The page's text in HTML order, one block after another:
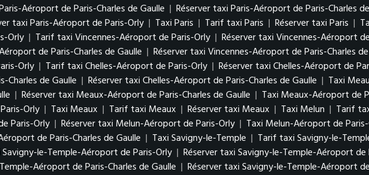
Aéroport de Paris-Charles de Gaulle | Réserver taxi Paris-Aéroport de Paris-Charles
taxi Paris-Aéroport de Paris-Orly | Taxi Paris | Tarif taxi Paris | Réserver taxi Paris |
Orly | Tarif taxi Vincennes-Aéroport de Paris-Orly | Réserver taxi Vincennes-Aéroport
de Paris-Charles de Gaulle | Réserver taxi Vincennes-Aéroport de Paris-Charles
Orly | Tarif taxi Chelles-Aéroport de Paris-Orly | Réserver taxi Chelles-Aéroport de
Charles de Gaulle | Réserver taxi Chelles-Aéroport de Paris-Charles de Gaulle | Taxi
| Réserver taxi Meaux-Aéroport de Paris-Charles de Gaulle | Taxi Meaux-Aéroport de
Orly | Taxi Meaux | Tarif taxi Meaux | Réserver taxi Meaux | Taxi Melun | Tarif
Paris-Orly | Réserver taxi Melun-Aéroport de Paris-Orly | Taxi Melun-Aéroport de
de Paris-Charles de Gaulle | Taxi Savigny-le-Temple | Tarif taxi Savigny-le-
le-Temple-Aéroport de Paris-Orly | Réserver taxi Savigny-le-Temple-Aéroport de
Aéroport de Paris-Charles de Gaulle | Réserver taxi Savigny-le-Temple-Aéroport